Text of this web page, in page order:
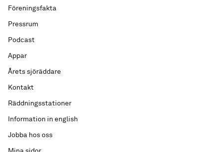
Föreningsfakta
Pressrum
Podcast
Appar
Årets sjöräddare
Kontakt
Räddningsstationer
Information in english
Jobba hos oss